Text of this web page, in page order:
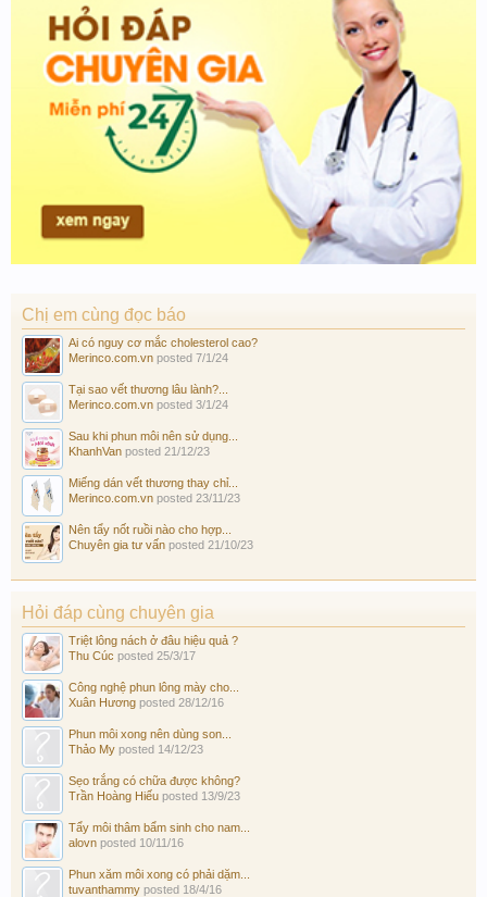
Chị em cùng đọc báo
Ai có nguy cơ mắc cholesterol cao?
Merinco.com.vn posted 7/1/24
Tại sao vết thương lâu lành?...
Merinco.com.vn posted 3/1/24
Sau khi phun môi nên sử dụng...
KhanhVan posted 21/12/23
Miếng dán vết thương thay chỉ...
Merinco.com.vn posted 23/11/23
Nên tẩy nốt ruồi nào cho hợp...
Chuyên gia tư vấn posted 21/10/23
Hỏi đáp cùng chuyên gia
Triệt lông nách ở đâu hiệu quả ?
Thu Cúc posted 25/3/17
Công nghệ phun lông mày cho...
Xuân Hương posted 28/12/16
Phun môi xong nên dùng son...
Thảo My posted 14/12/23
Sẹo trắng có chữa được không?
Trần Hoàng Hiếu posted 13/9/23
Tẩy môi thâm bẩm sinh cho nam...
alovn posted 10/11/16
Phun xăm môi xong có phải dặm...
tuvanthammy posted 18/4/16